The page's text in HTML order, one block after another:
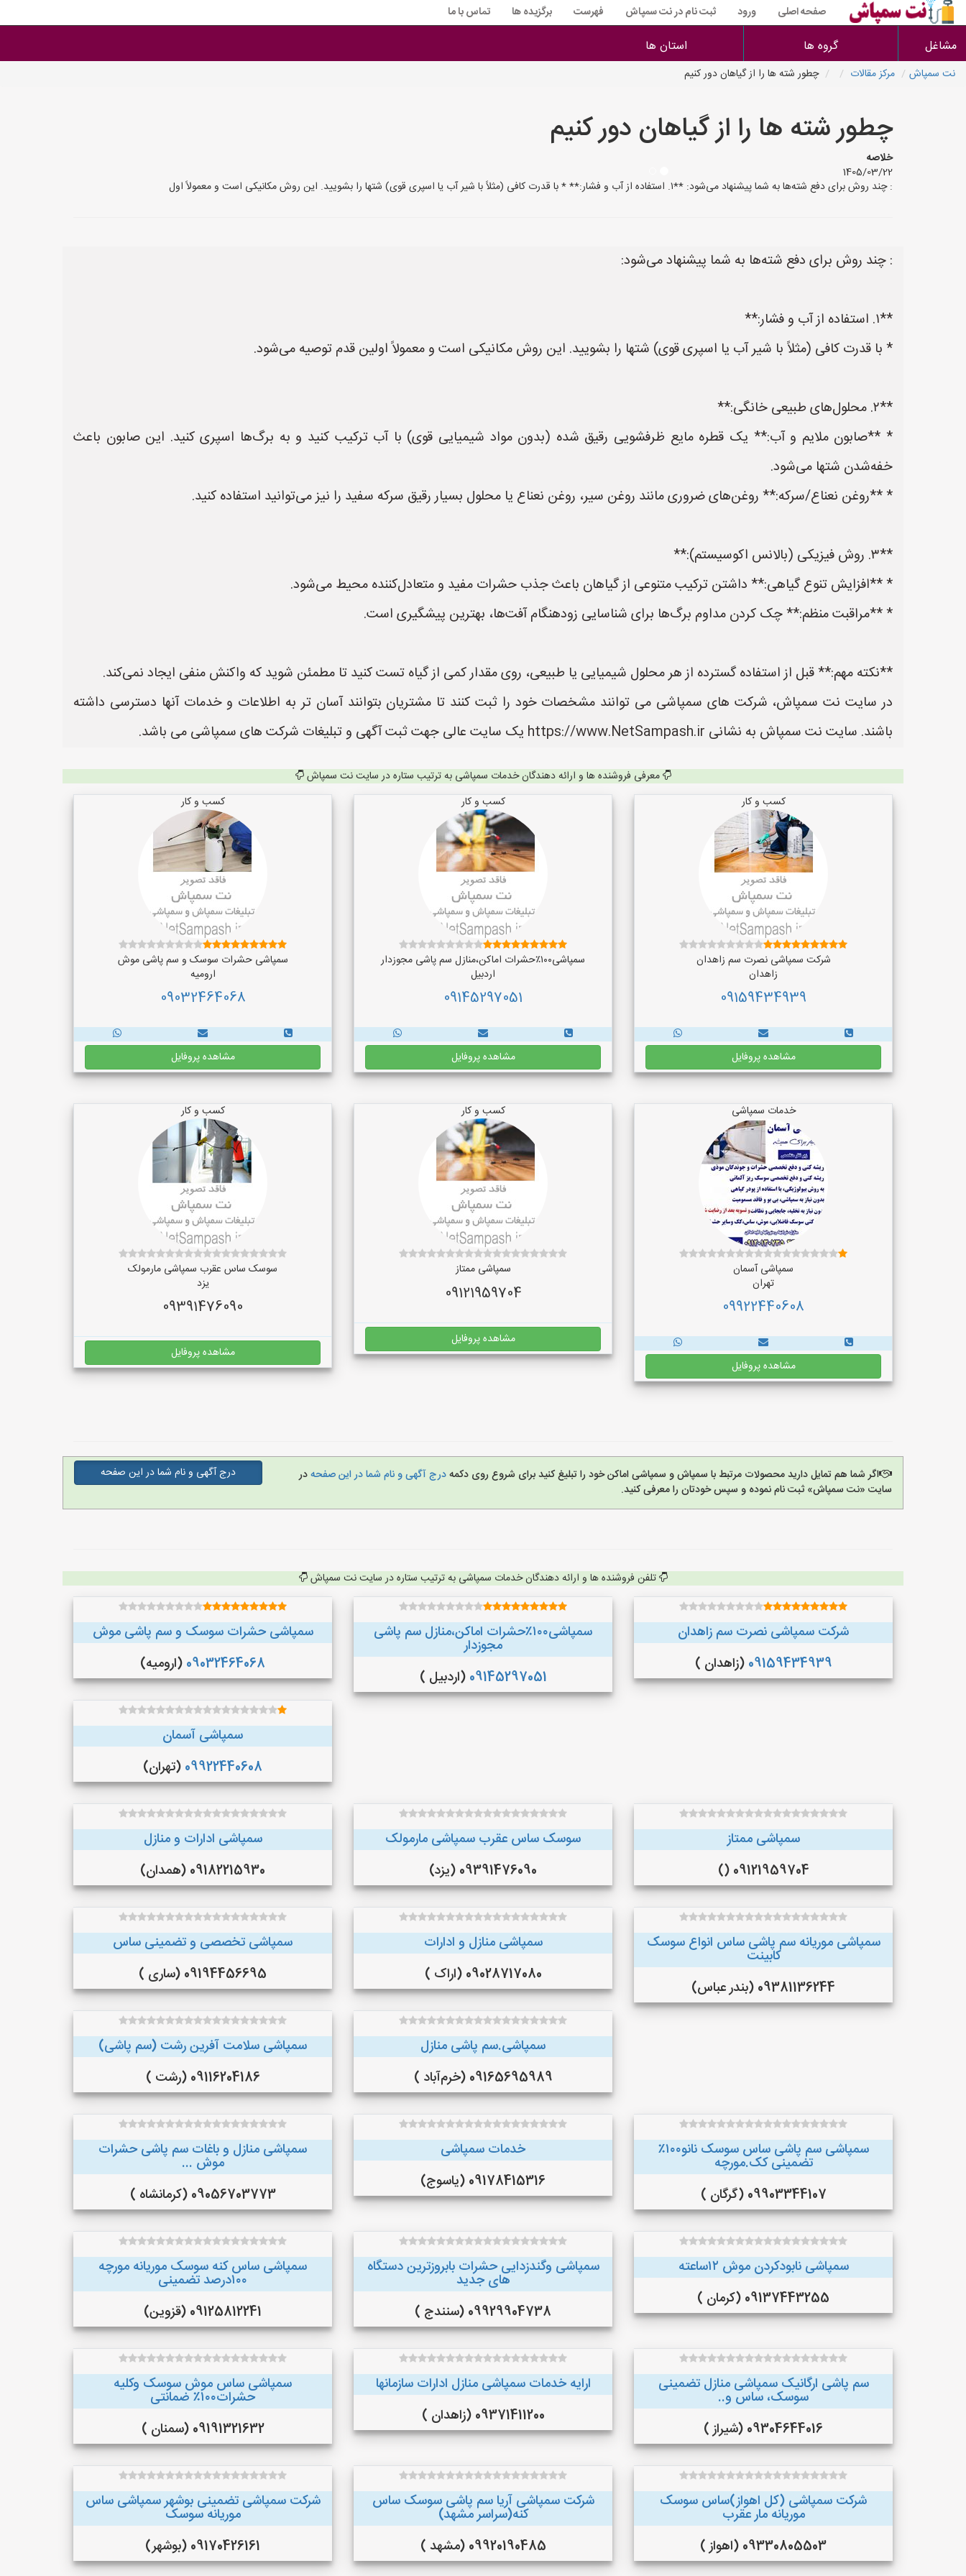
صفحه اصلی ورود ثبت نام در نت سمپاش فهرست برگزیده ها تماس با ما
مشاغل گروه ها استان ها
نت سمپاش مرکز مقالات چطور شته ها را از گیاهان دور کنیم
چطور شته ها را از گیاهان دور کنیم
خلاصه
1405/03/22
: چند روش برای دفع شته‌ها به شما پیشنهاد می‌شود: **۱. استفاده از آب و فشار:** * با قدرت کافی (مثلاً با شیر آب یا اسپری قوی) شتها را بشویید. این روش مکانیکی است و معمولاً اول
: چند روش برای دفع شته‌ها به شما پیشنهاد می‌شود:
**۱. استفاده از آب و فشار:**
* با قدرت کافی (مثلاً با شیر آب یا اسپری قوی) شتها را بشویید. این روش مکانیکی است و معمولاً اولین قدم توصیه می‌شود.
**۲. محلول‌های طبیعی خانگی:**
* **صابون ملایم و آب:** یک قطره مایع ظرفشویی رقیق شده (بدون مواد شیمیایی قوی) با آب ترکیب کنید و به برگ‌ها اسپری کنید. این صابون باعث
خفه‌شدن شتها می‌شود.
* **روغن نعناع/سرکه:** روغن‌های ضروری مانند روغن سیر، روغن نعناع یا محلول بسیار رقیق سرکه سفید را نیز می‌توانید استفاده کنید.
**۳. روش فیزیکی (بالانس اکوسیستم):**
* **افزایش تنوع گیاهی:** داشتن ترکیب متنوعی از گیاهان باعث جذب حشرات مفید و متعادل‌کننده محیط می‌شود.
* **مراقبت منظم:** چک کردن مداوم برگ‌ها برای شناسایی زودهنگام آفت‌ها، بهترین پیشگیری است.
**نکته مهم:** قبل از استفاده گسترده از هر محلول شیمیایی یا طبیعی، روی مقدار کمی از گیاه تست کنید تا مطمئن شوید که واکنش منفی ایجاد نمی‌کند.
در سایت نت سمپاش، شرکت های سمپاشی می توانند مشخصات خود را ثبت کنند تا مشتریان بتوانند آسان تر به اطلاعات و خدمات آنها دسترسی داشته
باشند. سایت نت سمپاش به نشانی https://www.NetSampash.ir یک سایت عالی جهت ثبت آگهی و تبلیغات شرکت های سمپاشی می باشد.
معرفی فروشنده ها و ارائه دهندگان خدمات سمپاشی به ترتیب ستاره در سایت نت سمپاش
کسب و کار
شرکت سمپاشی نصرت سم زاهدان
زاهدان
09159434939
مشاهده پروفایل
کسب و کار
سمپاشی۱۰۰٪حشرات اماکن،منازل سم پاشی مجوزدار
اردبیل
09145297051
مشاهده پروفایل
کسب و کار
سمپاشی حشرات سوسک و سم پاشی موش
ارومیه
09032464068
مشاهده پروفایل
خدمات سمپاشی
سمپاشی آسمان
تهران
09922440608
مشاهده پروفایل
کسب و کار
سمپاشی ممتاز
09121959704
مشاهده پروفایل
کسب و کار
سوسک ساس عقرب سمپاشی مارمولک
یزد
09391476090
مشاهده پروفایل
اگر شما هم تمایل دارید محصولات مرتبط با سمپاش و سمپاشی اماکن خود را تبلیغ کنید برای شروع روی دکمهدرج آگهی و نام شما در این صفحهدر
سایت «نت سمپاش» ثبت نام نموده و سپس خودتان را معرفی کنید.
درج آگهی و نام شما در این صفحه
تلفن فروشنده ها و ارائه دهندگان خدمات سمپاشی به ترتیب ستاره در سایت نت سمپاش
شرکت سمپاشی نصرت سم زاهدان
09159434939 (زاهدان )
سمپاشی۱۰۰٪حشرات اماکن،منازل سم پاشی
مجوزدار
09145297051 (اردبیل )
سمپاشی حشرات سوسک و سم پاشی موش
09032464068 (ارومیه)
سمپاشی آسمان
09922440608 (تهران)
سمپاشی ممتاز
09121959704 ()
سوسک ساس عقرب سمپاشی مارمولک
09391476090 (یزد)
سمپاشی ادارات و منازل
09182215930 (همدان)
سمپاشی موریانه سم پاشی ساس انواع سوسک
کابینت
09381136244 (بندر عباس)
سمپاشی منازل و ادارات
09028717080 (اراک )
سمپاشی تخصصی و تضمینی ساس
09194456695 (ساری )
سمپاشی.سم پاشی منازل
09165695989 (خرم‌آباد )
سمپاشی سلامت آفرین رشت (سم پاشی)
09116204186 (رشت )
سمپاشی سم پاشی ساس سوسک نانو۱۰۰٪
تضمینی کک.مورچه
09903344107 (گرگان )
خدمات سمپاشی
09178415316 (یاسوج)
سمپاشی منازل و باغات سم پاشی حشرات
موش ...
09056703773 (کرمانشاه )
سمپاشی نابودکردن موش ۱۲ساعته
09137443255 (کرمان )
سمپاشی وگندزدایی حشرات بابروزترین دستگاه
های جدید
09929904738 (سنندج )
سمپاشی ساس کنه سوسک موریانه مورچه
۱۰۰درصد تضمینی
09125812241 (قزوین)
سم پاشی ارگانیک سمپاشی منازل تضمینی
سوسک، ساس و..
09304644016 (شیراز )
ارایه خدمات سمپاشی منازل ادارات سازمانها
09371411200 (زاهدان )
سمپاشی ساس موش سوسک وکلیه
حشرات۱۰۰٪ ضمانتی
09191321632 (سمنان )
شرکت سمپاشی (کل اهواز)ساس سوسک
موریانه مار عقرب
09330805503 (اهواز )
شرکت سمپاشی آریا سم پاشی سوسک ساس
کنه(سراسر مشهد)
09920190485 (مشهد )
شرکت سمپاشی تضمینی بوشهر سمپاشی ساس
موریانه سوسک
09170426161 (بوشهر)